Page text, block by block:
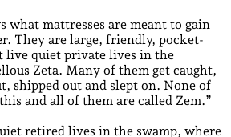
what mattresses are meant to gain
They are large, friendly, pocket-
live quiet private lives in the
Zeta. Many of them get caught,
shipped out and slept on. None of
and all of them are called Zem.”
retired lives in the swamp, where